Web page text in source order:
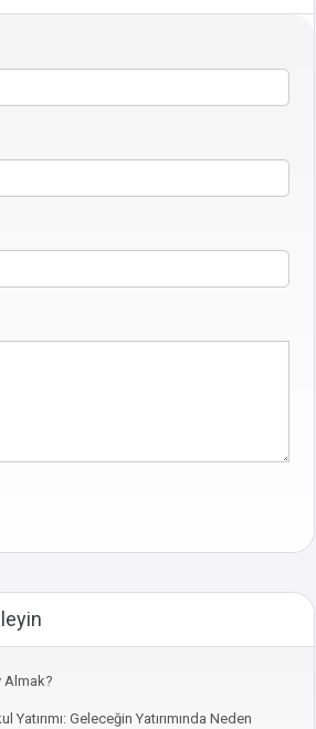
Almak?
Yatırımı: Geleceğin Yatırımında Neden